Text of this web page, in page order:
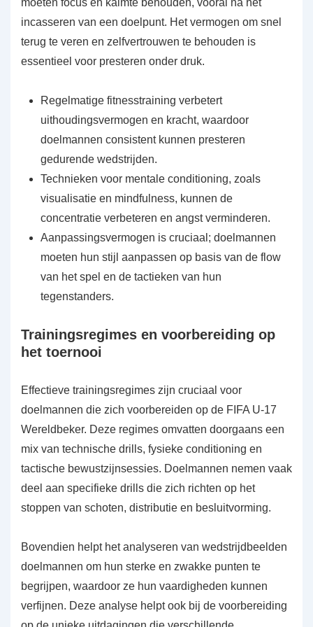
incasseren van een doelpunt. Het vermogen om snel
terug te veren en zelfvertrouwen te behouden is
essentieel voor presteren onder druk.
Regelmatige fitnesstraining verbetert
uithoudingsvermogen en kracht, waardoor
doelmannen consistent kunnen presteren
gedurende wedstrijden.
Technieken voor mentale conditioning, zoals
visualisatie en mindfulness, kunnen de
concentratie verbeteren en angst verminderen.
Aanpassingsvermogen is cruciaal; doelmannen
moeten hun stijl aanpassen op basis van de flow
van het spel en de tactieken van hun
tegenstanders.
Trainingsregimes en voorbereiding op
het toernooi
Effectieve trainingsregimes zijn cruciaal voor
doelmannen die zich voorbereiden op de FIFA U-17
Wereldbeker. Deze regimes omvatten doorgaans een
mix van technische drills, fysieke conditioning en
tactische bewustzijnsessies. Doelmannen nemen vaak
deel aan specifieke drills die zich richten op het
stoppen van schoten, distributie en besluitvorming.
Bovendien helpt het analyseren van wedstrijdbeelden
doelmannen om hun sterke en zwakke punten te
begrijpen, waardoor ze hun vaardigheden kunnen
verfijnen. Deze analyse helpt ook bij de voorbereiding